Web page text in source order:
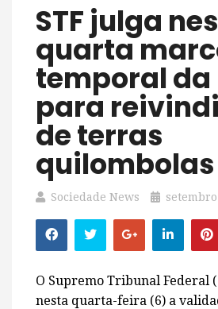
STF julga nesta
quarta
temporal da
para
de terras
quilombolas
Sociedade News
O Supremo Tribunal Federal
nesta quarta-feira (6) a